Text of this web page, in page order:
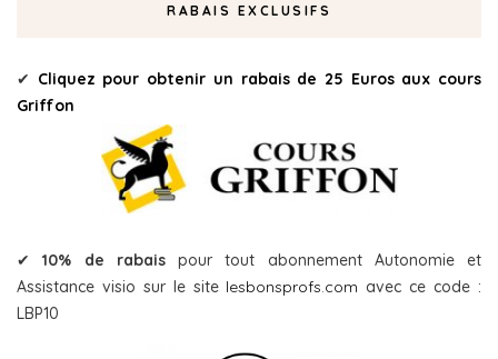
RABAIS EXCLUSIFS
✔ Cliquez pour obtenir un rabais de 25 Euros aux cours
Griffon
✔10% de rabaispour tout abonnement Autonomie et
Assistance visio sur le site lesbonsprofs.com avec ce code :
LBP10